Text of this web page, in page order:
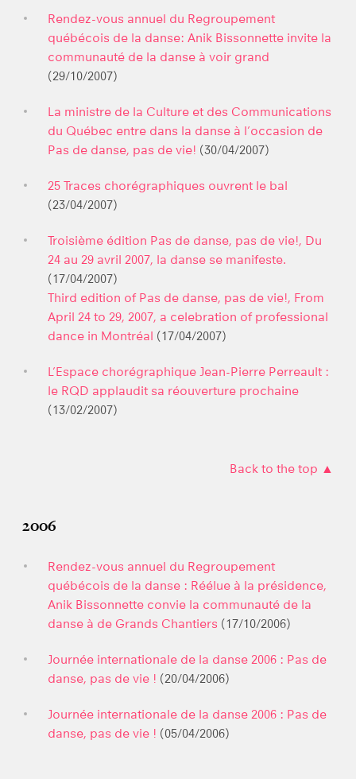
Rendez-vous annuel du Regroupement
québécois de la danse: Anik Bissonnette invite la
communauté de la danse à voir grand
(29/10/2007)
La ministre de la Culture et des Communications
du Québec entre dans la danse à l’occasion de
Pas de danse, pas de vie! (30/04/2007)
25 Traces chorégraphiques ouvrent le bal
(23/04/2007)
Troisième édition Pas de danse, pas de vie!, Du
24 au 29 avril 2007, la danse se manifeste.
(17/04/2007)
Third edition of Pas de danse, pas de vie!, From
April 24 to 29, 2007, a celebration of professional
dance in Montréal (17/04/2007)
L’Espace chorégraphique Jean-Pierre Perreault :
le RQD applaudit sa réouverture prochaine
(13/02/2007)
Back to the top ▲
2006
Rendez-vous annuel du Regroupement
québécois de la danse : Réélue à la présidence,
Anik Bissonnette convie la communauté de la
danse à de Grands Chantiers (17/10/2006)
Journée internationale de la danse 2006 : Pas de
danse, pas de vie ! (20/04/2006)
Journée internationale de la danse 2006 : Pas de
danse, pas de vie ! (05/04/2006)